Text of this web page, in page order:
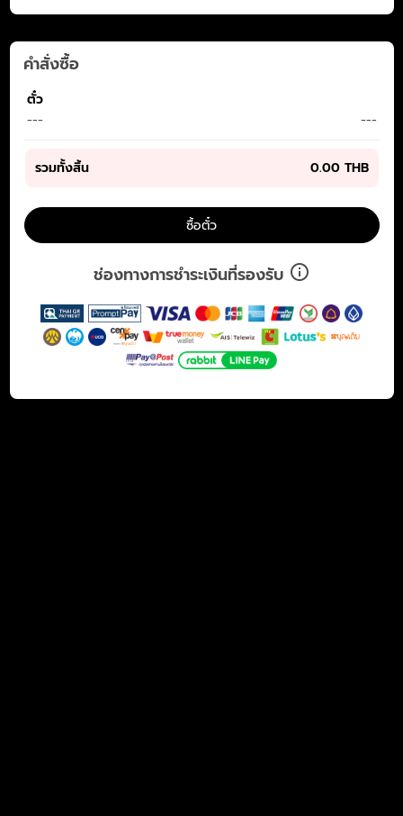
คำสั่งซื้อ
ตั๋ว
---
---
รวมทั้งสิ้น 0.00 THB
ซื้อตั๋ว
ช่องทางการชำระเงินที่รองรับ